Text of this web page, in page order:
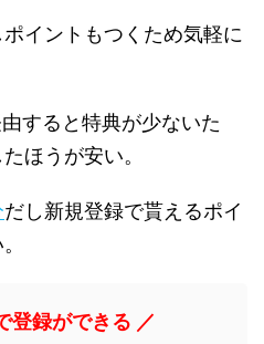
イントもつくため気軽に
すると特典が少ないた
ほうが安い。
だし新規登録で貰えるポイ
登録ができる ／